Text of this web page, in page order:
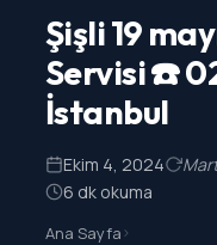
Şişli 19
Servisi ☎️
İstanbul
Ekim 4, 2024
6 dk okuma
Ana Sayfa>